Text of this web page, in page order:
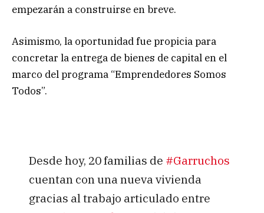
empezarán a construirse en breve.
Asimismo, la oportunidad fue propicia para
concretar la entrega de bienes de capital en el
marco del programa “Emprendedores Somos
Todos”.
Desde hoy, 20 familias de #Garruchos
cuentan con una nueva vivienda
gracias al trabajo articulado entre